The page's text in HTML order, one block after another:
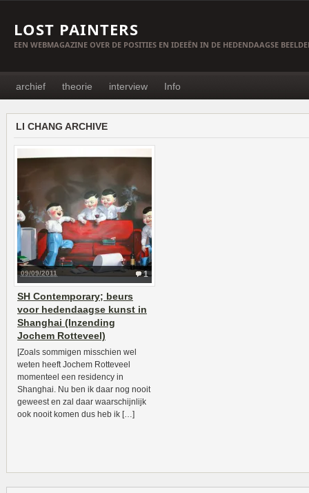
LOST PAINTERS
EEN WEBMAGAZINE OVER DE POSITIES EN IDEEËN IN DE HEDENDAAGSE
archief theorie interview Info
LI CHANG ARCHIVE
1
09/09/2011
SH Contemporary; beurs
voor hedendaagse kunst in
Shanghai (Inzending
Jochem Rotteveel)
[Zoals sommigen misschien wel
weten heeft Jochem Rotteveel
momenteel een residency in
Shanghai. Nu ben ik daar nog nooit
geweest en zal daar waarschijnlijk
ook nooit komen dus heb ik […]